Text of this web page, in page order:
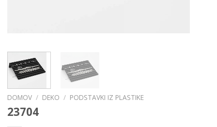
DOMOV / DEKO / PODSTAVKI IZ PLASTIKE
23704